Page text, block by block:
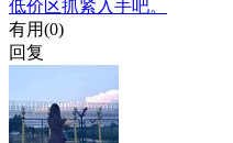
低价区抓紧入手吧。
有用(0)
回复